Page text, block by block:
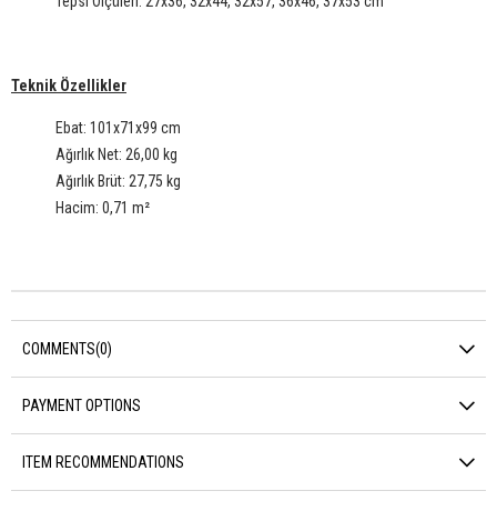
Teknik Özellikler
Ebat: 101x71x99 cm
Ağırlık Net: 26,00 kg
Ağırlık Brüt: 27,75 kg
Hacim: 0,71 m²
COMMENTS(0)
PAYMENT OPTIONS
ITEM RECOMMENDATIONS